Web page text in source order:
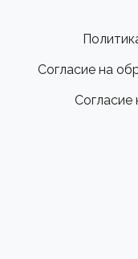
Согласие на
Согласие